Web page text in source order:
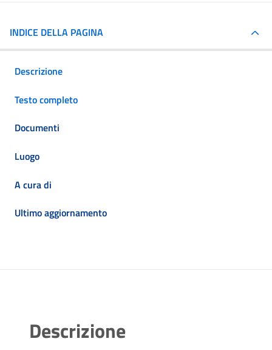
INDICE DELLA PAGINA
Descrizione
Testo completo
Documenti
Luogo
A cura di
Ultimo aggiornamento
Descrizione